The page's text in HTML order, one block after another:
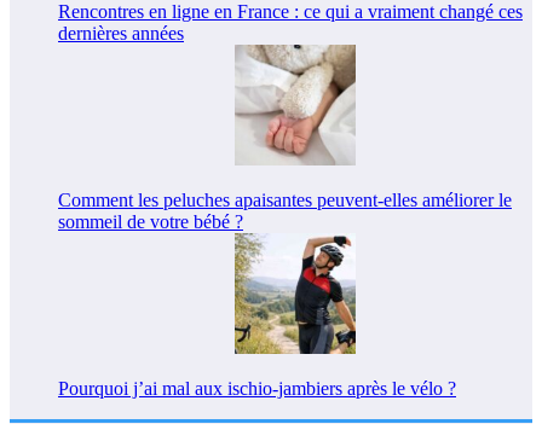
Rencontres en ligne en France : ce qui a vraiment changé ces
dernières années
Comment les peluches apaisantes peuvent-elles améliorer le
sommeil de votre bébé ?
Pourquoi j’ai mal aux ischio-jambiers après le vélo ?